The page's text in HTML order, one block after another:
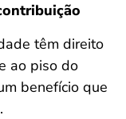
têm direito
ao piso do
benefício que